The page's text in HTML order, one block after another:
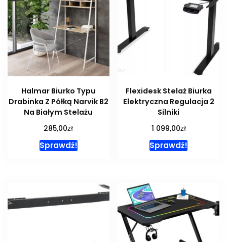
Halmar Biurko Typu
Drabinka Z Półką Narvik B2
Na Białym Stelażu
285,00zł
Sprawdź!
Flexidesk Stelaż Biurka
Elektryczna Regulacja 2
Silniki
1 099,00zł
Sprawdź!